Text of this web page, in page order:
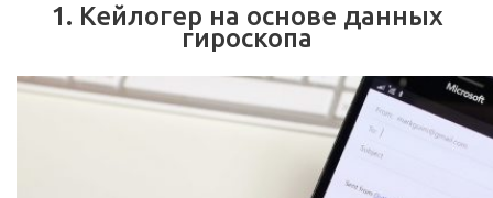
1. Кейлогер на основе данных
гироскопа